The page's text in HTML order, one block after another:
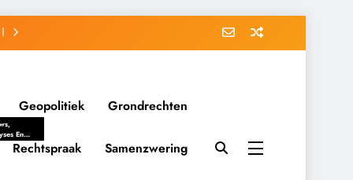
Geopolitiek Grondrechten
En
Politieke
Rechtspraak Samenzwering